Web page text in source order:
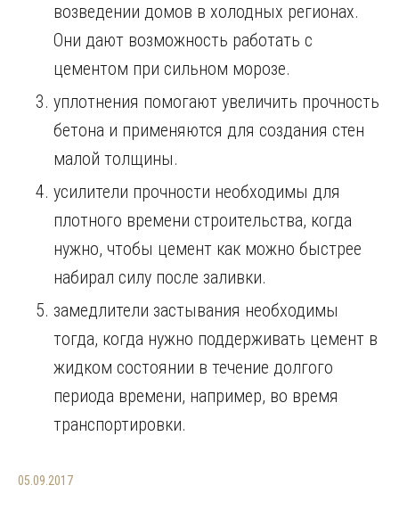
возведении домов в холодных регионах.
Они дают возможность работать с
цементом при сильном морозе.
уплотнения помогают увеличить прочность
бетона и применяются для создания стен
малой толщины.
усилители прочности необходимы для
плотного времени строительства, когда
нужно, чтобы цемент как можно быстрее
набирал силу после заливки.
замедлители застывания необходимы
тогда, когда нужно поддерживать цемент в
жидком состоянии в течение долгого
периода времени, например, во время
транспортировки.
05.09.2017